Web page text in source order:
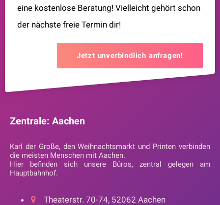
eine kostenlose Beratung! Vielleicht gehört schon
der nächste freie Termin dir!
Jetzt unverbindlich anfragen!
Zentrale: Aachen
Karl der Große, den Weihnachtsmarkt und Printen verbinden
die meisten Menschen mit Aachen.
Hier befinden sich unsere Büros, zentral gelegen am
Hauptbahnhof.
Theaterstr. 70-74, 52062 Aachen